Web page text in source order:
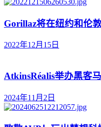
Gorillaz将在纽约和伦
2022年12月15日
AtkinsRéalis举办黑客
2024年11月2日